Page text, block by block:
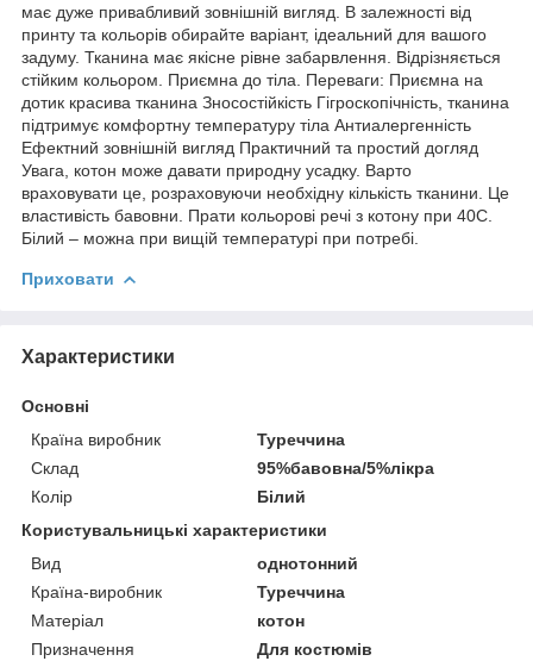
має дуже привабливий зовнішній вигляд. В залежності від
принту та кольорів обирайте варіант, ідеальний для вашого
задуму. Тканина має якісне рівне забарвлення. Відрізняється
стійким кольором. Приємна до тіла. Переваги: Приємна на
дотик красива тканина Зносостійкість Гігроскопічність, тканина
підтримує комфортну температуру тіла Антиалергенність
Ефектний зовнішній вигляд Практичний та простий догляд
Увага, котон може давати природну усадку. Варто
враховувати це, розраховуючи необхідну кількість тканини. Це
властивість бавовни. Прати кольорові речі з котону при 40С.
Білий – можна при вищій температурі при потребі.
Приховати
Характеристики
Основні
Країна виробник
Туреччина
Склад
95%бавовна/5%лікра
Колір
Білий
Користувальницькі характеристики
Вид
однотонний
Країна-виробник
Туреччина
Матеріал
котон
Призначення
Для костюмів